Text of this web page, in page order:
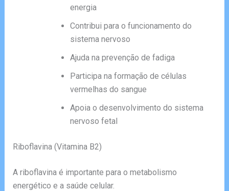
energia
Contribui para o funcionamento do
sistema nervoso
Ajuda na prevenção de fadiga
Participa na formação de células
vermelhas do sangue
Apoia o desenvolvimento do sistema
nervoso fetal
Riboflavina (Vitamina B2)
A riboflavina é importante para o metabolismo
energético e a saúde celular.